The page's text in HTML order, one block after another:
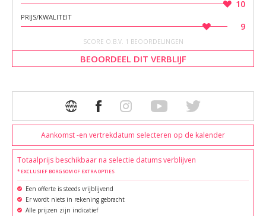
Aankomst -en vertrekdatum selecteren op de kalender
Totaalprijs beschikbaar na selectie datums verblijven
* EXCLUSIEF BORGSOM OF EXTRA OPTIES
Een offerte is steeds vrijblijvend
Er wordt niets in rekening gebracht
Alle prijzen zijn indicatief
10
PRIJS/KWALITEIT
9
SCORE O.B.V. 1 BEOORDELINGEN
BEOORDEEL DIT VERBLIJF